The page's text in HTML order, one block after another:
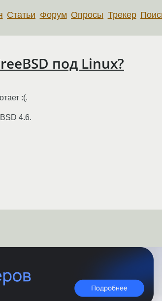
Статьи Форум Опросы Трекер
под Linux?
:(.
4.6.